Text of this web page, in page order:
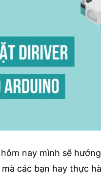
nay mình sẽ
các bạn hay thực